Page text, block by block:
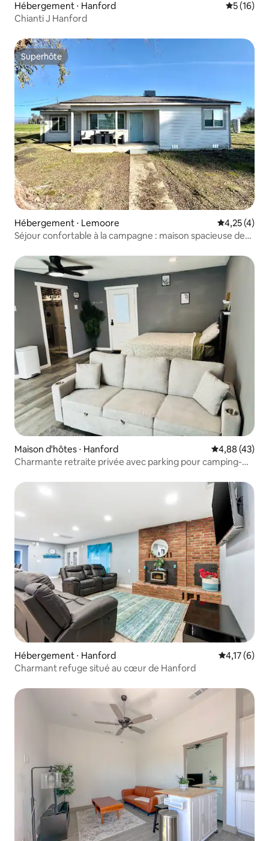
Hébergement ⋅ Hanford
5 (16)
Chianti J Hanford
Superhôte
Superhôte
Hébergement ⋅ Lemoore Évaluation
4,25 (4)
Séjour confortable à la campagne : maison spacieuse de
Maison d'hôtes ⋅ Hanford Évaluation
4,88 (43)
Charmante retraite privée avec parking pour camping-
Hébergement ⋅ Hanford Évaluation
4,17 (6)
Charmant refuge situé au cœur de Hanford